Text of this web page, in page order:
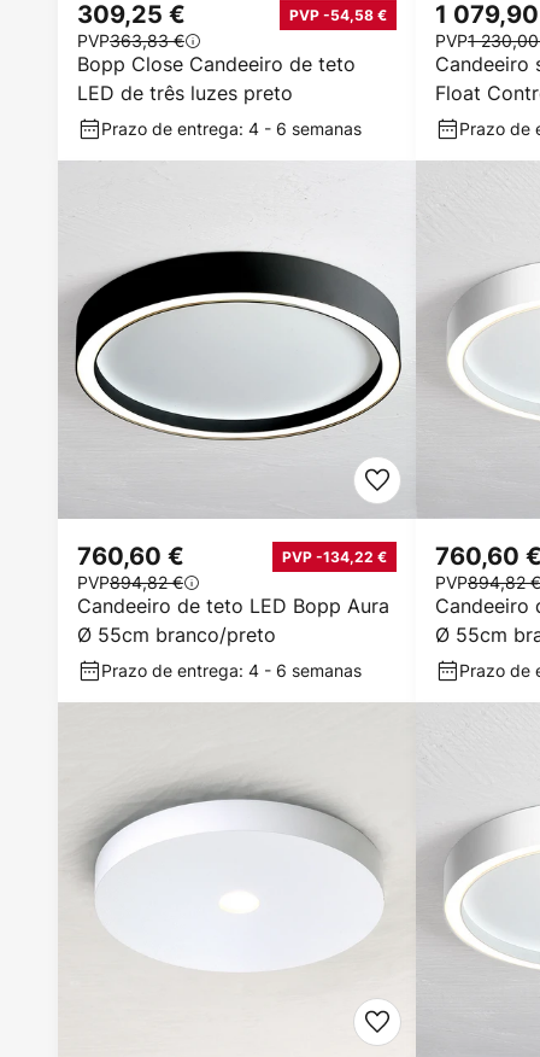
Bopp Close Candeeiro de teto
LED de três luzes preto
309,25 € PVP -54,58 €
PVP363,83 €
Prazo de entrega: 4 - 6 semanas
Candeeiro
Float
1
PVP1
Prazo de
Candeeiro de teto LED Bopp Aura
Ø 55cm branco/preto
760,60 € PVP -134,22 €
PVP894,82 €
Prazo de entrega: 4 - 6 semanas
Candeeiro
Ø 55cm
760,60 €
PVP894,82 €
Prazo de